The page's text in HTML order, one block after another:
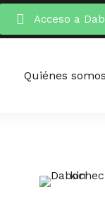
Acceso a
Quiénes somos